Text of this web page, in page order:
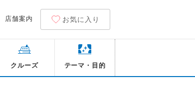
店舗案内 お気に入り
クルーズ テーマ・目的